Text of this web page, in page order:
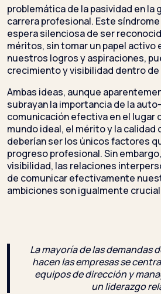
problemática de la pasividad en
carrera profesional. Este
espera silenciosa de ser
méritos, sin tomar un papel activo
nuestros logros y aspiraciones,
crecimiento y visibilidad dentro de
Ambas ideas, aunque
subrayan la importancia de la
comunicación efectiva en el lugar
mundo ideal, el mérito y la
deberían ser los únicos factores
progreso profesional. Sin
visibilidad, las relaciones
de comunicar efectivamente
ambiciones son igualmente
La mayoría de las demandas
hacen las empresas se
equipos de dirección y
un liderazgo